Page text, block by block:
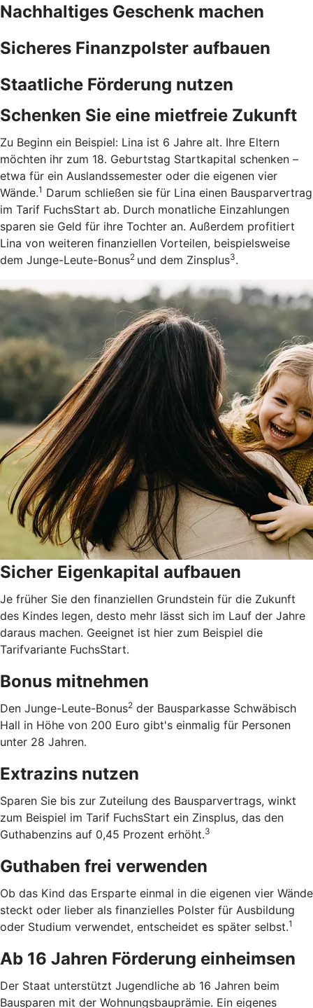
Nachhaltiges Geschenk machen
Sicheres Finanzpolster aufbauen
Staatliche Förderung nutzen
Schenken Sie eine mietfreie Zukunft
Zu Beginn ein Beispiel: Lina ist 6 Jahre alt. Ihre Eltern
möchten ihr zum 18. Geburtstag Startkapital schenken –
etwa für ein Auslandssemester oder die eigenen vier
Wände.1 Darum schließen sie für Lina einen Bausparvertrag
im Tarif FuchsStart ab. Durch monatliche Einzahlungen
sparen sie Geld für ihre Tochter an. Außerdem profitiert
Lina von weiteren finanziellen Vorteilen, beispielsweise
dem Junge-Leute-Bonus2 und dem Zinsplus3.
Sicher Eigenkapital aufbauen
Je früher Sie den finanziellen Grundstein für die Zukunft
des Kindes legen, desto mehr lässt sich im Lauf der Jahre
daraus machen. Geeignet ist hier zum Beispiel die
Tarifvariante FuchsStart.
Bonus mitnehmen
Den Junge-Leute-Bonus2 der Bausparkasse Schwäbisch
Hall in Höhe von 200 Euro gibt's einmalig für Personen
unter 28 Jahren.
Extrazins nutzen
Sparen Sie bis zur Zuteilung des Bausparvertrags, winkt
zum Beispiel im Tarif FuchsStart ein Zinsplus, das den
Guthabenzins auf 0,45 Prozent erhöht.3
Guthaben frei verwenden
Ob das Kind das Ersparte einmal in die eigenen vier Wände
steckt oder lieber als finanzielles Polster für Ausbildung
oder Studium verwendet, entscheidet es später selbst.1
Ab 16 Jahren Förderung einheimsen
Der Staat unterstützt Jugendliche ab 16 Jahren beim
Bausparen mit der Wohnungsbauprämie. Ein eigenes